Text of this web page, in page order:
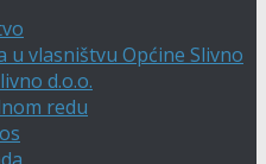
u vlasništvu Općine Slivno
d.o.o.
redu